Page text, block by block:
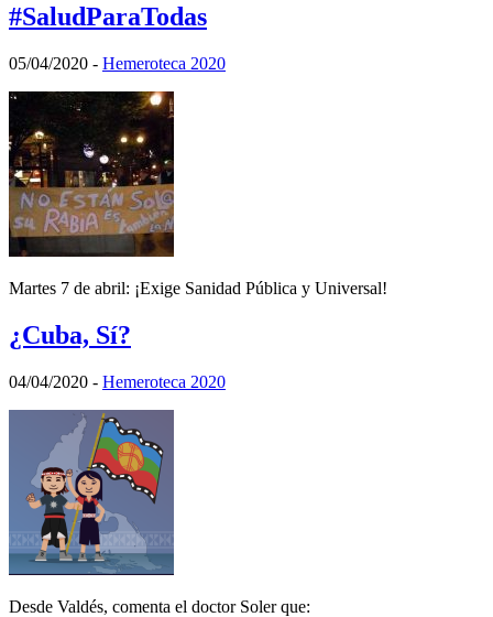
#SaludParaTodas
05/04/2020 - Hemeroteca 2020
Martes 7 de abril: ¡Exige Sanidad Pública y Universal!
¿Cuba, Sí?
04/04/2020 - Hemeroteca 2020
Desde Valdés, comenta el doctor Soler que: